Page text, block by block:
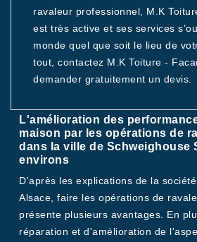
ravaleur professionnel, M.K
est très active et ses services
monde quel que soit le lieu de
tout, contactez M.K Toiture -
demander gratuitement un devis.
L'amélioration des
maison par les opérations de
dans la ville de Schweighouse
environs
D'après les explications de la
Alsace, faire les opérations de
présente plusieurs avantages. En
réparation et d'amélioration de